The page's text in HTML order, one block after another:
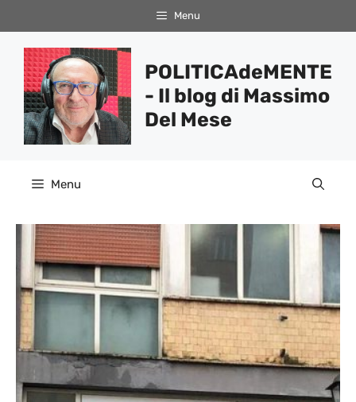
al
contenuto
Menu
POLITICAdeMENTE
- Il blog di Massimo
Del Mese
Menu